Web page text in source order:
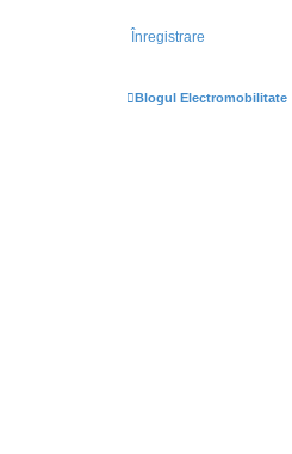
Înregistrare
Blogul Electromobilitate